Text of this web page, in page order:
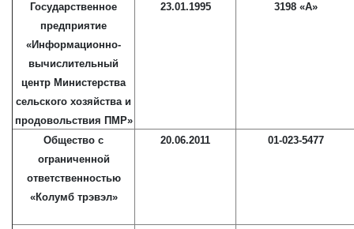
Государственное
предприятие
«Информационно-
вычислительный
центр Министерства
сельского хозяйства и
продовольствия ПМР»
23.01.1995 3198 «А»
Общество с
ограниченной
ответственностью
«Колумб трэвэл»
20.06.2011 01-023-5477